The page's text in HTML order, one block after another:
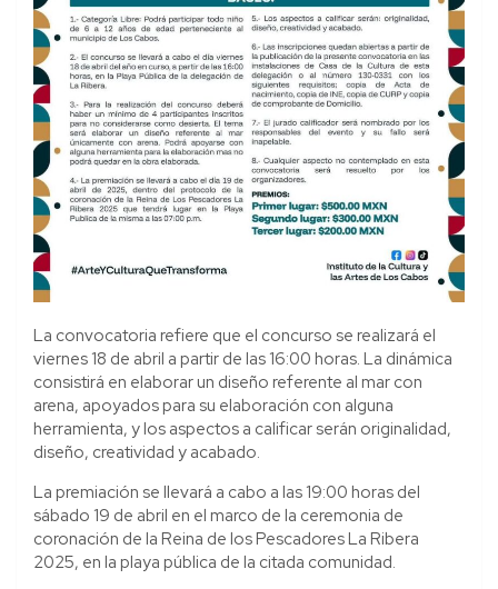
La convocatoria refiere que el concurso se realizará el
viernes 18 de abril a partir de las 16:00 horas. La dinámica
consistirá en elaborar un diseño referente al mar con
arena, apoyados para su elaboración con alguna
herramienta, y los aspectos a calificar serán originalidad,
diseño, creatividad y acabado.
La premiación se llevará a cabo a las 19:00 horas del
sábado 19 de abril en el marco de la ceremonia de
coronación de la Reina de los Pescadores La Ribera
2025, en la playa pública de la citada comunidad.